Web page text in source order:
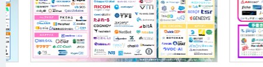
JAPAN AI KNOWLEDGE